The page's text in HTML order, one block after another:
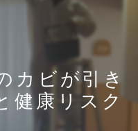
カビが引き
健康リスク